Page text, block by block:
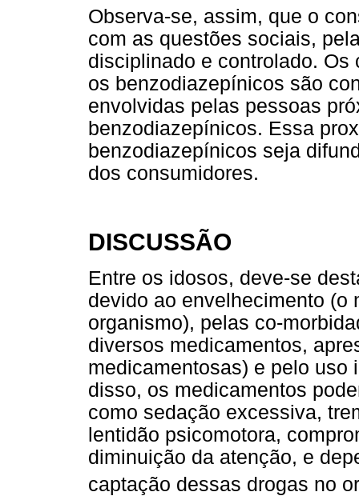
Observa-se, assim, que o
com as questões sociais,
disciplinado e controlado.
os benzodiazepínicos são
envolvidas pelas pessoas
benzodiazepínicos. Essa
benzodiazepínicos seja
dos consumidores.
DISCUSSÃO
Entre os idosos, deve-se
devido ao envelhecimento (o
organismo), pelas co-
diversos medicamentos,
medicamentosas) e pelo uso
disso, os medicamentos
como sedação excessiva,
lentidão psicomotora,
diminuição da atenção, e
captação dessas drogas no